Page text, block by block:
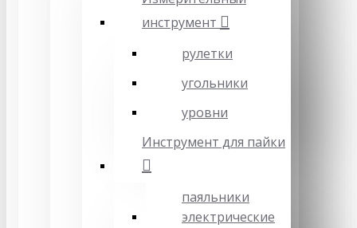
инструмент
рулетки
угольники
уровни
Инструмент для пайки
паяльники
электрические